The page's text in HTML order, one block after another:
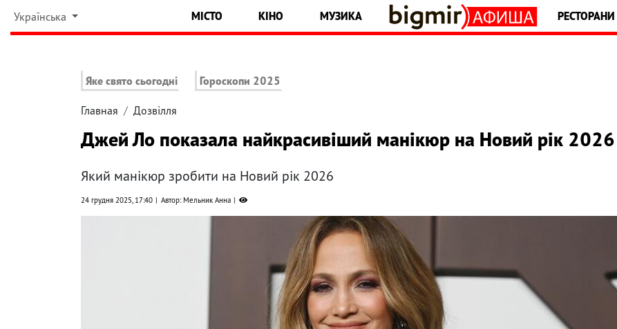
Українська МІСТО КІНО МУЗИКА РЕСТОРАНИ
Яке свято сьогодні Гороскопи 2025
Главная Дозвілля
Джей Ло показала найкрасивіший манікюр на Новий рік 2026
Який манікюр зробити на Новий рік 2026
24 грудня 2025, 17:40 Автор: Мельник Анна